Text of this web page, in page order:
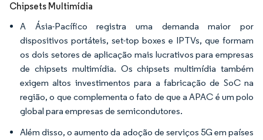
Chipsets Multimídia
A Ásia-Pacífico registra uma demanda maior por
dispositivos portáteis, set-top boxes e IPTVs, que formam
os dois setores de aplicação mais lucrativos para empresas
de chipsets multimídia. Os chipsets multimídia também
exigem altos investimentos para a fabricação de SoC na
região, o que complementa o fato de que a APAC é um polo
global para empresas de semicondutores.
Além disso, o aumento da adoção de serviços 5G em países